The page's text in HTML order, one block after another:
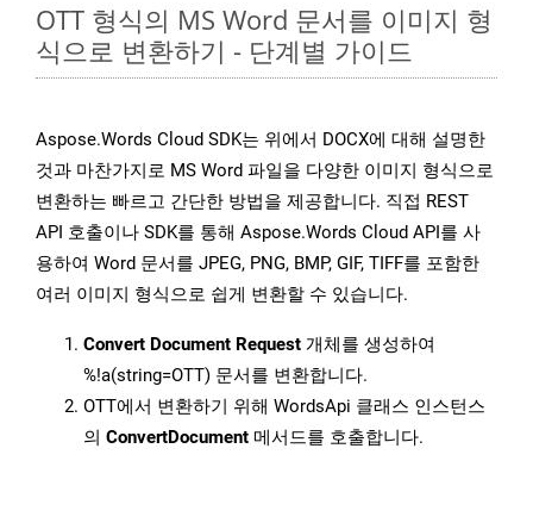
OTT 형식의 MS Word 문서를 이미지 형
식으로 변환하기 - 단계별 가이드
Aspose.Words Cloud SDK는 위에서 DOCX에 대해 설명한
것과 마찬가지로 MS Word 파일을 다양한 이미지 형식으로
변환하는 빠르고 간단한 방법을 제공합니다. 직접 REST
API 호출이나 SDK를 통해 Aspose.Words Cloud API를 사
용하여 Word 문서를 JPEG, PNG, BMP, GIF, TIFF를 포함한
여러 이미지 형식으로 쉽게 변환할 수 있습니다.
Convert Document Request 개체를 생성하여
%!a(string=OTT) 문서를 변환합니다.
OTT에서 변환하기 위해 WordsApi 클래스 인스턴스
의 ConvertDocument 메서드를 호출합니다.